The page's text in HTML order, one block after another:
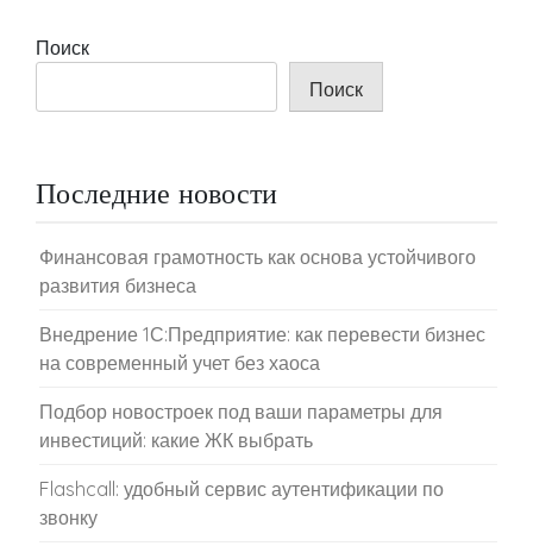
Поиск
Поиск
Последние новости
Финансовая грамотность как основа устойчивого
развития бизнеса
Внедрение 1С:Предприятие: как перевести бизнес
на современный учет без хаоса
Подбор новостроек под ваши параметры для
инвестиций: какие ЖК выбрать
Flashcall: удобный сервис аутентификации по
звонку